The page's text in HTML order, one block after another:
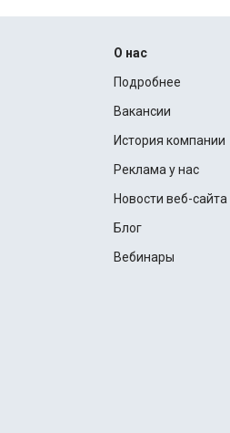
О нас
Подробнее
Вакансии
История компании
Реклама у нас
Новости веб-сайта
Блог
Вебинары